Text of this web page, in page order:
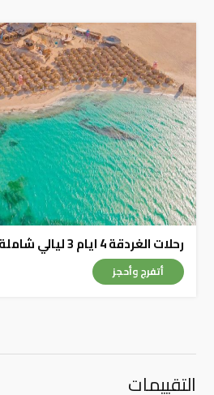
رحلات الغردقة 4 ايام 3 ليالي شاملة الانتقالات
أتفرج وأحجز
التقييمات